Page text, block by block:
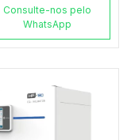
Consulte-nos pelo
WhatsApp